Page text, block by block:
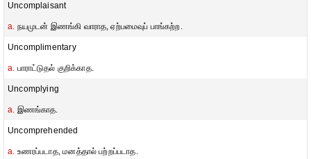
Uncomplaisant
a. நயமுடன் இணங்கி வாராத, ஏற்பமைவுப் பாங்கற்ற.
Uncomplimentary
a. பாராட்டுதல் குறிக்காத.
Uncomplying
a. இணங்காத.
Uncomprehended
a. உணரப்படாத, மனத்தால் பற்றப்படாத.